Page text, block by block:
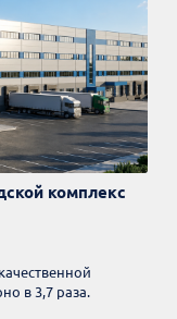
комплекс
в 3,7 раза.